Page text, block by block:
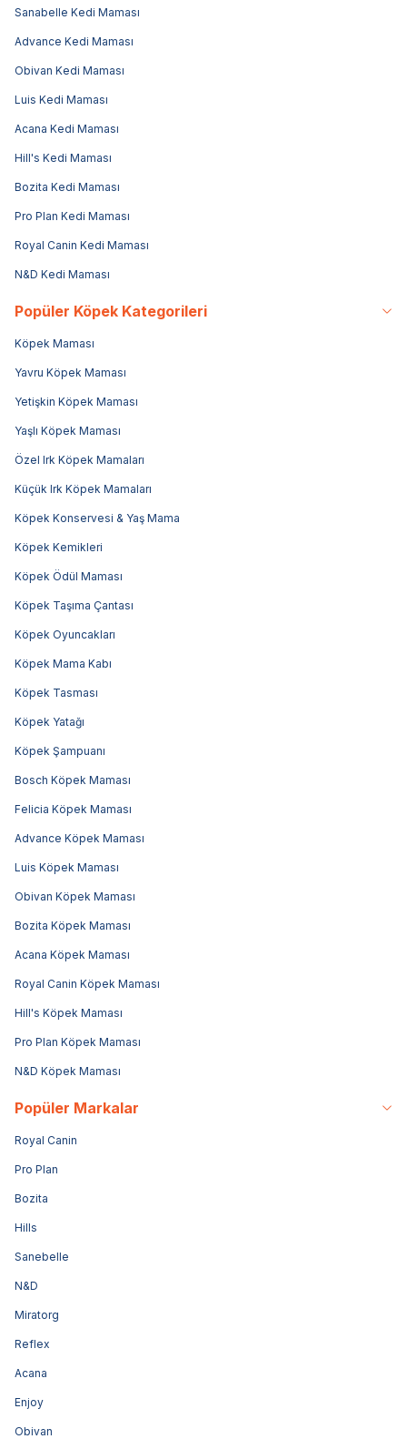
Sanabelle Kedi Maması
Advance Kedi Maması
Obivan Kedi Maması
Luis Kedi Maması
Acana Kedi Maması
Hill's Kedi Maması
Bozita Kedi Maması
Pro Plan Kedi Maması
Royal Canin Kedi Maması
N&D Kedi Maması
Popüler Köpek Kategorileri
Köpek Maması
Yavru Köpek Maması
Yetişkin Köpek Maması
Yaşlı Köpek Maması
Özel Irk Köpek Mamaları
Küçük Irk Köpek Mamaları
Köpek Konservesi & Yaş Mama
Köpek Kemikleri
Köpek Ödül Maması
Köpek Taşıma Çantası
Köpek Oyuncakları
Köpek Mama Kabı
Köpek Tasması
Köpek Yatağı
Köpek Şampuanı
Bosch Köpek Maması
Felicia Köpek Maması
Advance Köpek Maması
Luis Köpek Maması
Obivan Köpek Maması
Bozita Köpek Maması
Acana Köpek Maması
Royal Canin Köpek Maması
Hill's Köpek Maması
Pro Plan Köpek Maması
N&D Köpek Maması
Popüler Markalar
Royal Canin
Pro Plan
Bozita
Hills
Sanebelle
N&D
Miratorg
Reflex
Acana
Enjoy
Obivan